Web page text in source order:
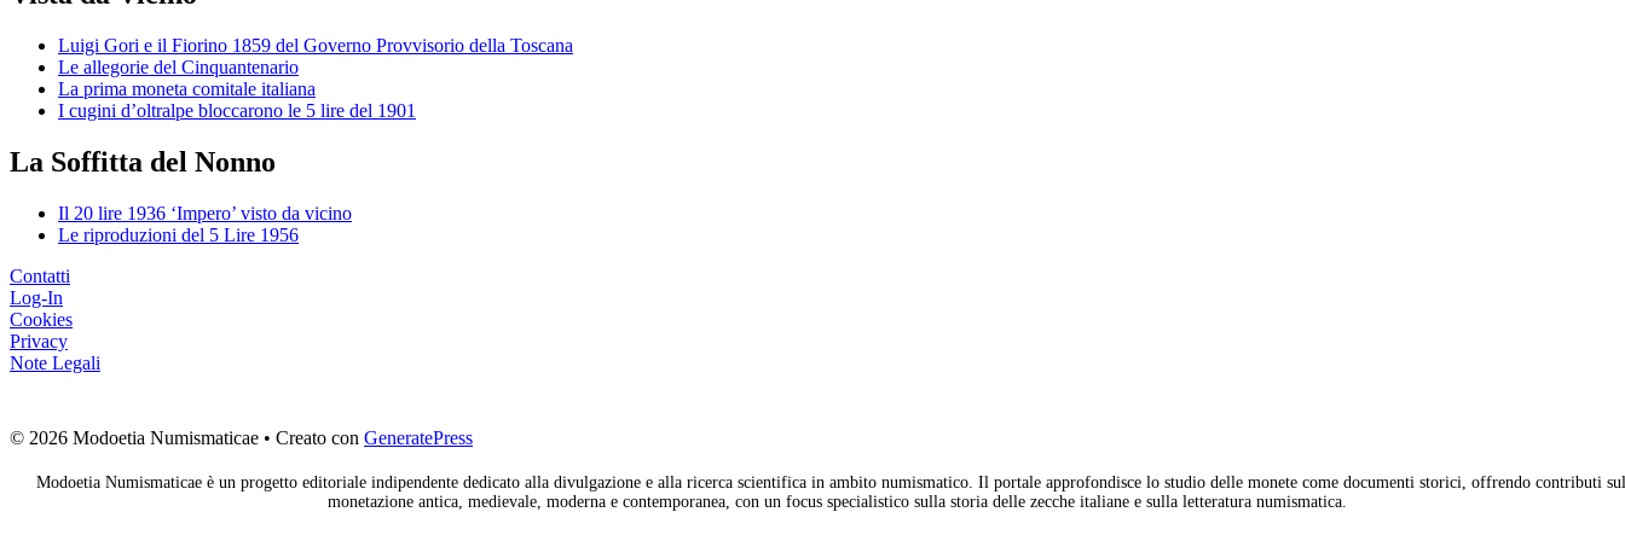
Luigi Gori e il Fiorino 1859 del Governo Provvisorio della Toscana
Le allegorie del Cinquantenario
La prima moneta comitale italiana
I cugini d’oltralpe bloccarono le 5 lire del 1901
La Soffitta del Nonno
Il 20 lire 1936 ‘Impero’ visto da vicino
Le riproduzioni del 5 Lire 1956
Contatti
Log-In
Cookies
Privacy
Note Legali
© 2026 Modoetia Numismaticae • Creato con GeneratePress
Modoetia Numismaticae è un progetto editoriale indipendente dedicato alla divulgazione e alla ricerca scientifica in ambito numismatico. Il portale approfondisce lo studio delle monete come documenti storici, offrendo contributi
monetazione antica, medievale, moderna e contemporanea, con un focus specialistico sulla storia delle zecche italiane e sulla letteratura numismatica.